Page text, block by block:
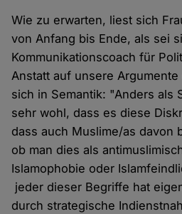
Wie zu erwarten, liest sich
von Anfang bis Ende, als sei
Kommunikationscoach für
Anstatt auf unsere
sich in Semantik: "Anders als
sehr wohl, dass es diese
dass auch Muslime/as davon
ob man dies als
Islamophobie oder
jeder dieser Begriffe hat
durch strategische